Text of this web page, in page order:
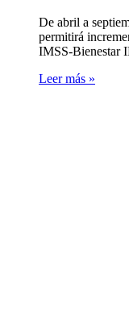
De abril a
permitirá
IMSS-Bienestar
Leer más »